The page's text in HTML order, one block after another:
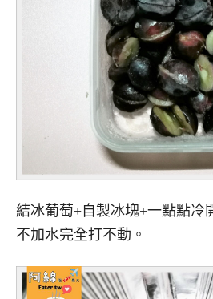
結冰葡萄+自製冰塊+一點點冷
不加水完全打不動。